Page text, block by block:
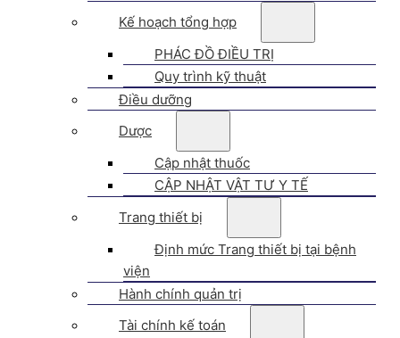
Kế hoạch tổng hợp
PHÁC ĐỒ ĐIỀU TRỊ
Quy trình kỹ thuật
Điều dưỡng
Dược
Cập nhật thuốc
CẬP NHẬT VẬT TƯ Y TẾ
Trang thiết bị
Định mức Trang thiết bị tại bệnh
viện
Hành chính quản trị
Tài chính kế toán